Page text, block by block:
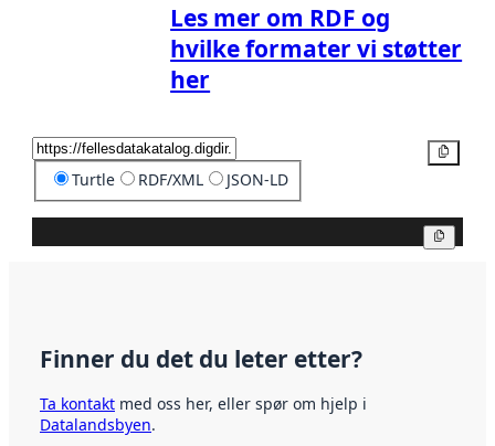
Les mer om RDF og
hvilke formater vi støtter
her
Turtle RDF/XML JSON-LD
Finner du det du leter etter?
Ta kontakt med oss her, eller spør om hjelp i
Datalandsbyen.